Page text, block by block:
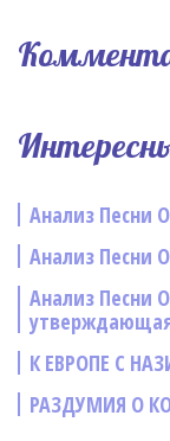
Анализ Песни
Анализ Песни
Анализ Песни
К ЕВРОПЕ С
РАЗДУМИЯ О